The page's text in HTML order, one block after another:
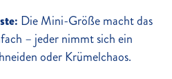
Die Mini-Größe macht das
– jeder nimmt sich ein
oder Krümelchaos.